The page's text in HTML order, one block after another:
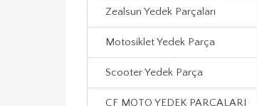
Zealsun Yedek Parçaları
Motosiklet Yedek Parça
Scooter Yedek Parça
CF MOTO YEDEK PARÇALARI